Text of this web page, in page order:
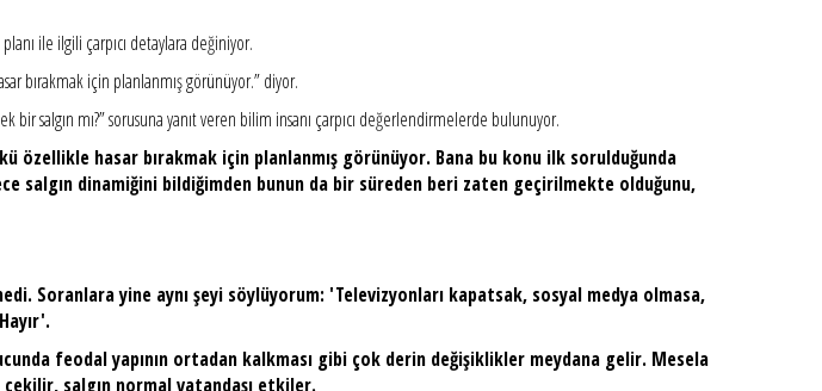
ile ilgili çarpıcı detaylara değiniyor.
bırakmak için planlanmış görünüyor.” diyor.
salgın mı?” sorusuna yanıt veren bilim insanı çarpıcı değerlendirmelerde bulunuyor.
özellikle hasar bırakmak için planlanmış görünüyor. Bana bu konu ilk sorulduğunda
salgın dinamiğini bildiğimden bunun da bir süreden beri zaten geçirilmekte olduğunu,
Soranlara yine aynı şeyi söylüyorum: 'Televizyonları kapatsak, sosyal medya olmasa,
feodal yapının ortadan kalkması gibi çok derin değişiklikler meydana gelir. Mesela
çekilir, salgın normal vatandaşı etkiler.